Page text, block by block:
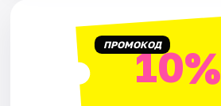
ПРОМОКОД10%